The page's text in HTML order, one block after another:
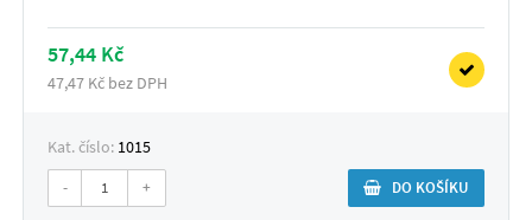
57,44 Kč
47,47 Kč bez DPH
Kat. číslo: 1015
- + DO KOŠÍKU